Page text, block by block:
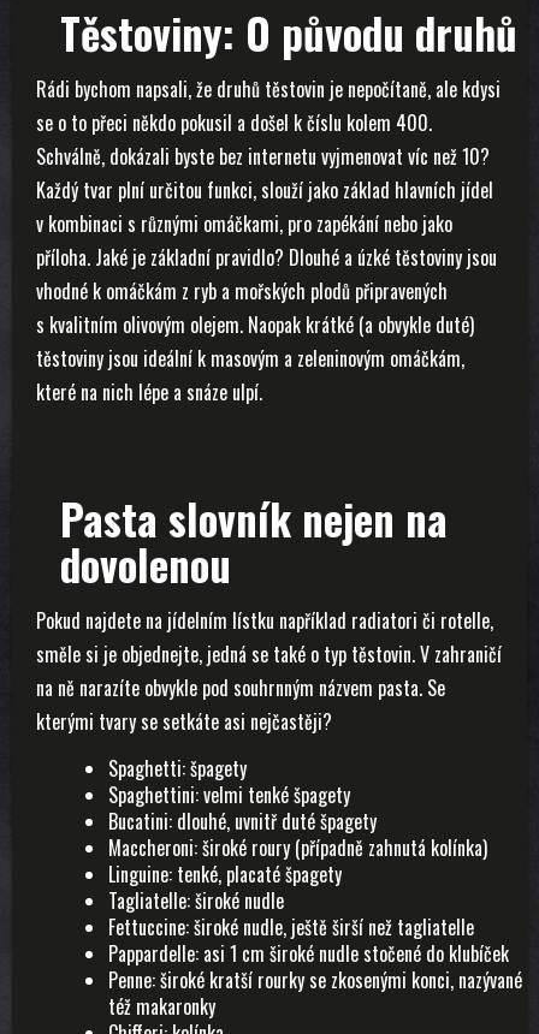
Těstoviny: O původu druhů
Rádi bychom napsali, že druhů těstovin je nepočítaně, ale kdysi
se o to přeci někdo pokusil a došel k číslu kolem 400.
Schválně, dokázali byste bez internetu vyjmenovat víc než 10?
Každý tvar plní určitou funkci, slouží jako základ hlavních jídel
v kombinaci s různými omáčkami, pro zapékání nebo jako
příloha. Jaké je základní pravidlo? Dlouhé a úzké těstoviny jsou
vhodné k omáčkám z ryb a mořských plodů připravených
s kvalitním olivovým olejem. Naopak krátké (a obvykle duté)
těstoviny jsou ideální k masovým a zeleninovým omáčkám,
které na nich lépe a snáze ulpí.
Pasta slovník nejen na
dovolenou
Pokud najdete na jídelním lístku například radiatori či rotelle,
směle si je objednejte, jedná se také o typ těstovin. V zahraničí
na ně narazíte obvykle pod souhrnným názvem pasta. Se
kterými tvary se setkáte asi nejčastěji?
Spaghetti: špagety
Spaghettini: velmi tenké špagety
Bucatini: dlouhé, uvnitř duté špagety
Maccheroni: široké roury (případně zahnutá kolínka)
Linguine: tenké, placaté špagety
Tagliatelle: široké nudle
Fettuccine: široké nudle, ještě širší než tagliatelle
Pappardelle: asi 1 cm široké nudle stočené do klubíček
Penne: široké kratší rourky se zkosenými konci, nazývané
též makaronky